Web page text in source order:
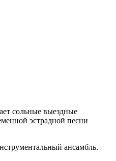
сольные выездные
эстрадной песни
ансамбль.